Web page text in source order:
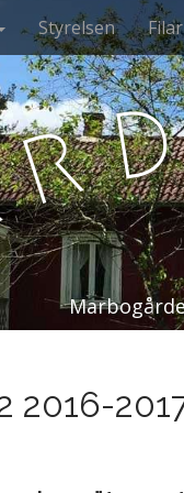
Styrelsen
rd
2016-